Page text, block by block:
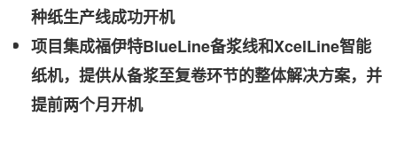
种纸生产线成功开机
项目集成福伊特BlueLine备浆线和XcelLine智能
纸机，提供从备浆至复卷环节的整体解决方案，并
提前两个月开机